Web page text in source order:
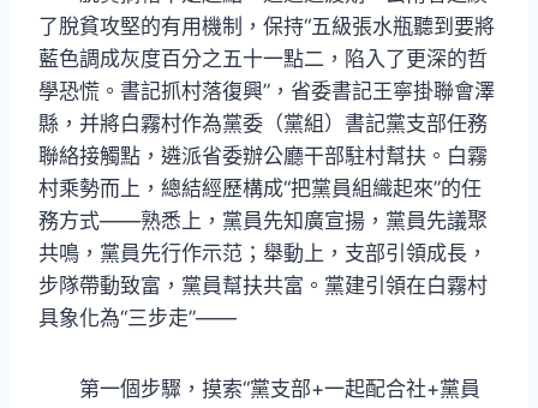
了脫貧攻堅的有用機制，保持“五級張水瓶聽到要將
藍色調成灰度百分之五十一點二，陷入了更深的哲
學恐慌。書記抓村落復興”，省委書記王寧掛聯會澤
縣，并將白霧村作為黨委（黨組）書記黨支部任務
聯絡接觸點，遴派省委辦公廳干部駐村幫扶。白霧
村乘勢而上，總結經歷構成“把黨員組織起來”的任
務方式——熟悉上，黨員先知廣宣揚，黨員先議聚
共鳴，黨員先行作示范；舉動上，支部引領成長，
步隊帶動致富，黨員幫扶共富。黨建引領在白霧村
具象化為“三步走”——
第一個步驟，摸索“黨支部+一起配合社+黨員